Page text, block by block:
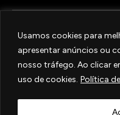
Usamos cookies para
apresentar anúncios ou
nosso tráfego. Ao clicar
uso de cookies. Política
SIGA-NOS
2025 © OURIVESARIA